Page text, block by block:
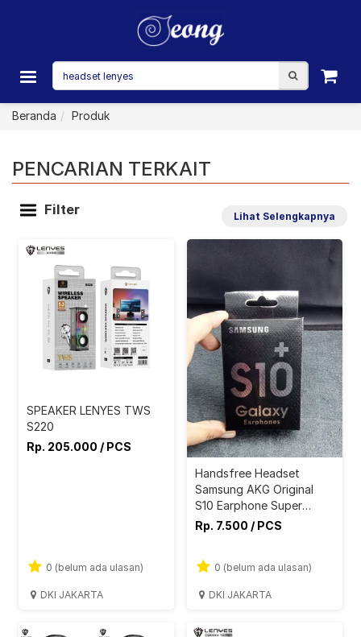
Beranda Produk
PENCARIAN TERKAIT
Filter
SPEAKER LENYES TWS
S220
Rp. 205.000 / PCS
0 (belum ada ulasan)
DKI JAKARTA
Handsfree Headset
Samsung AKG Original
S10 Earphone Super
Basss
Rp. 7.500 / PCS
0 (belum ada ulasan)
DKI JAKARTA
Lihat Selengkapnya